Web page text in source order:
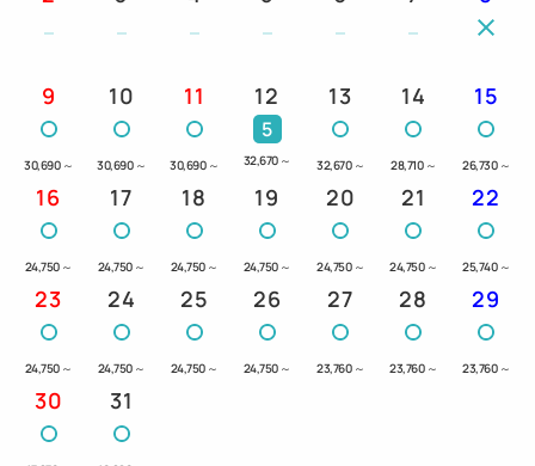
9
30,690 ～
10
30,690 ～
11
30,690 ～
12
5
32,670 ～
13
32,670 ～
14
28,710 ～
15
26,730 ～
16
24,750 ～
17
24,750 ～
18
24,750 ～
19
24,750 ～
20
24,750 ～
21
24,750 ～
22
25,740 ～
23
24,750 ～
24
24,750 ～
25
24,750 ～
26
24,750 ～
27
23,760 ～
28
23,760 ～
29
23,760 ～
30 31